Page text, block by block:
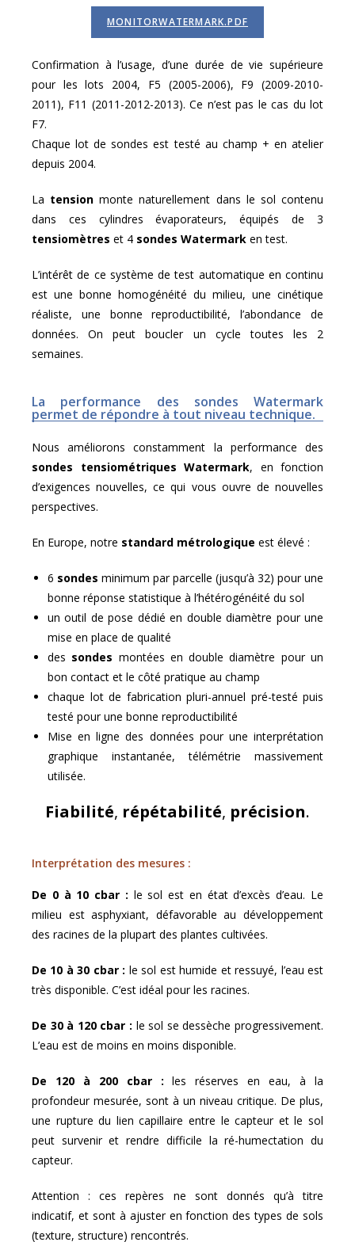
MONITORWATERMARK.PDF
Confirmation à l’usage, d’une durée de vie supérieure
pour les lots 2004, F5 (2005-2006), F9 (2009-2010-
2011), F11 (2011-2012-2013). Ce n’est pas le cas du lot
F7.
Chaque lot de sondes est testé au champ + en atelier
depuis 2004.
La tension monte naturellement dans le sol contenu
dans ces cylindres évaporateurs, équipés de 3
tensiomètres et 4 sondes Watermark en test.
L’intérêt de ce système de test automatique en continu
est une bonne homogénéité du milieu, une cinétique
réaliste, une bonne reproductibilité, l’abondance de
données. On peut boucler un cycle toutes les 2
semaines.
La performance des sondes Watermark
permet de répondre à tout niveau technique.
Nous améliorons constamment la performance des
sondes tensiométriques Watermark, en fonction
d’exigences nouvelles, ce qui vous ouvre de nouvelles
perspectives.
En Europe, notre standard métrologique est élevé :
6 sondes minimum par parcelle (jusqu’à 32) pour une
bonne réponse statistique à l’hétérogénéité du sol
un outil de pose dédié en double diamètre pour une
mise en place de qualité
des sondes montées en double diamètre pour un
bon contact et le côté pratique au champ
chaque lot de fabrication pluri-annuel pré-testé puis
testé pour une bonne reproductibilité
Mise en ligne des données pour une interprétation
graphique instantanée, télémétrie massivement
utilisée.
Fiabilité, répétabilité, précision.
Interprétation des mesures :
De 0 à 10 cbar : le sol est en état d’excès d’eau. Le
milieu est asphyxiant, défavorable au développement
des racines de la plupart des plantes cultivées.
De 10 à 30 cbar : le sol est humide et ressuyé, l’eau est
très disponible. C’est idéal pour les racines.
De 30 à 120 cbar : le sol se dessèche progressivement.
L’eau est de moins en moins disponible.
De 120 à 200 cbar : les réserves en eau, à la
profondeur mesurée, sont à un niveau critique. De plus,
une rupture du lien capillaire entre le capteur et le sol
peut survenir et rendre difficile la ré-humectation du
capteur.
Attention : ces repères ne sont donnés qu’à titre
indicatif, et sont à ajuster en fonction des types de sols
(texture, structure) rencontrés.